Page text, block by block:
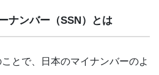
ナンバー（SSN）とは
ことで、日本のマイナンバーのよ